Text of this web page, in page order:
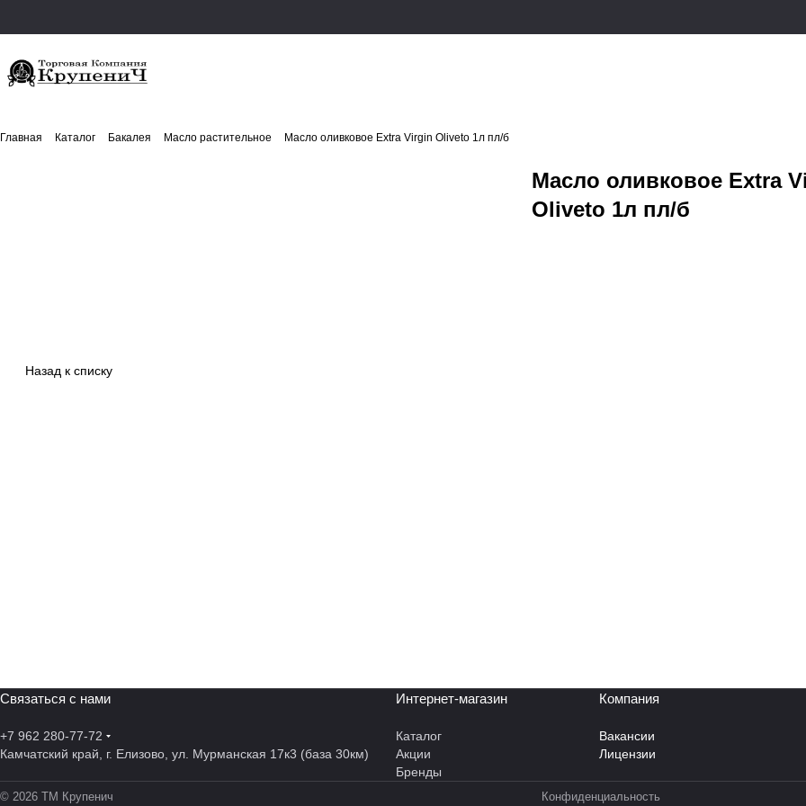
Главная Каталог Бакалея Масло растительное Масло оливковое Extra Virgin Oliveto 1л пл/б
Масло оливковое Extra
Oliveto 1л пл/б
Назад к списку
Связаться с нами
+7 962 280-77-72
Камчатский край, г. Елизово, ул. Мурманская 17к3 (база 30км)
Интернет-магазин
Каталог
Акции
Бренды
Компания
Вакансии
Лицензии
© 2026 ТМ Крупенич Конфиденциальность